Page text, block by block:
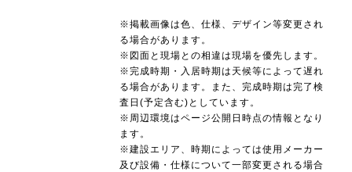
※掲載画像は色、仕様、デザイン等変更され
る場合があります。
※図面と現場との相違は現場を優先します。
※完成時期・入居時期は天候等によって遅れ
る場合があります。また、完成時期は完了検
査日(予定含む)としています。
※周辺環境はページ公開日時点の情報となり
ます。
※建設エリア、時期によっては使用メーカー
及び設備・仕様について一部変更される場合